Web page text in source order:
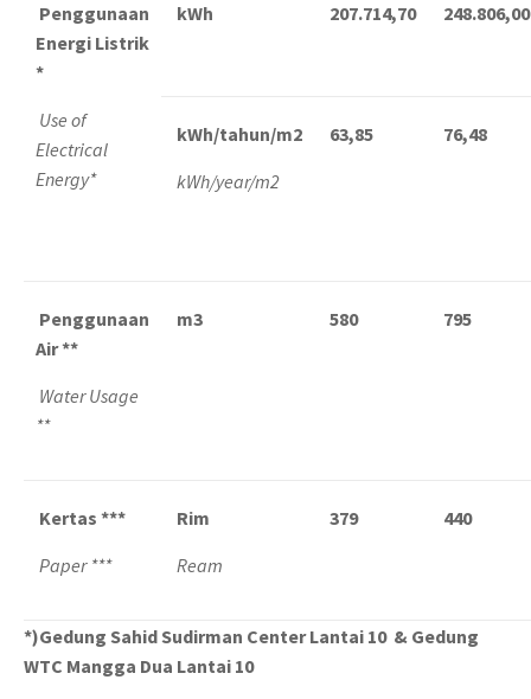
Penggunaan
Energi Listrik
*
Use of
Electrical
Energy*
kWh 207.714,70 248.806,00
kWh/tahun/m2
kWh/year/m2
63,85 76,48
Penggunaan
Air **
Water Usage
**
m3 580 795
Kertas ***
Paper ***
Rim
Ream
379 440
*)Gedung Sahid Sudirman Center Lantai 10 & Gedung
WTC Mangga Dua Lantai 10